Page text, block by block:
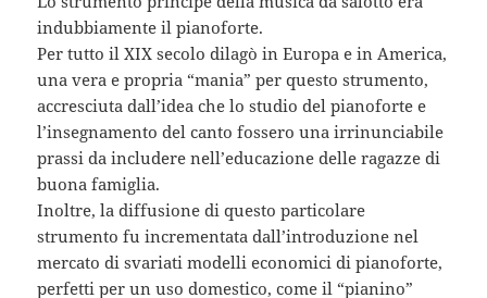
indubbiamente il pianoforte.
Per tutto il XIX secolo dilagò in Europa e in America,
una vera e propria “mania” per questo strumento,
accresciuta dall’idea che lo studio del pianoforte e
l’insegnamento del canto fossero una irrinunciabile
prassi da includere nell’educazione delle ragazze di
buona famiglia.
Inoltre, la diffusione di questo particolare
strumento fu incrementata dall’introduzione nel
mercato di svariati modelli economici di pianoforte,
perfetti per un uso domestico, come il “pianino”